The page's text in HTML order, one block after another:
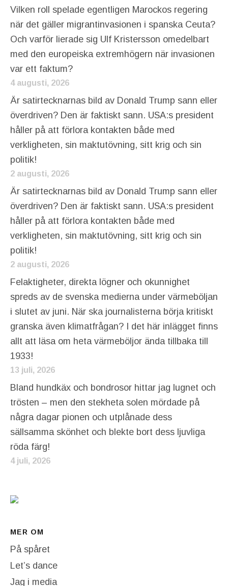
Vilken roll spelade egentligen Marockos regering
när det gäller migrantinvasionen i spanska Ceuta?
Och varför lierade sig Ulf Kristersson omedelbart
med den europeiska extremhögern när invasionen
var ett faktum?
4 augusti, 2026
Är satirtecknarnas bild av Donald Trump sann eller
överdriven? Den är faktiskt sann. USA:s president
håller på att förlora kontakten både med
verkligheten, sin maktutövning, sitt krig och sin
politik!
2 augusti, 2026
Är satirtecknarnas bild av Donald Trump sann eller
överdriven? Den är faktiskt sann. USA:s president
håller på att förlora kontakten både med
verkligheten, sin maktutövning, sitt krig och sin
politik!
2 augusti, 2026
Felaktigheter, direkta lögner och okunnighet
spreds av de svenska medierna under värmeböljan
i slutet av juni. När ska journalisterna börja kritiskt
granska även klimatfrågan? I det här inlägget finns
allt att läsa om heta värmeböljor ända tillbaka till
1933!
13 juli, 2026
Bland hundkäx och bondrosor hittar jag lugnet och
trösten – men den stekheta solen mördade på
några dagar pionen och utplånade dess
sällsamma skönhet och blekte bort dess ljuvliga
röda färg!
4 juli, 2026
MER OM
På spåret
Let’s dance
Jag i media